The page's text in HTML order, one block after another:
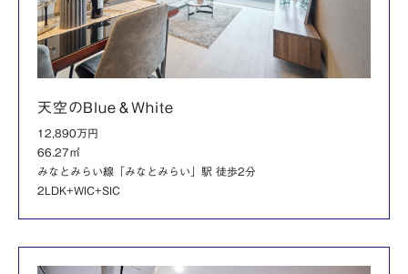
天空のBlue＆White
12,890万円
66.27㎡
みなとみらい線「みなとみらい」駅 徒歩2分
2LDK+WIC+SIC